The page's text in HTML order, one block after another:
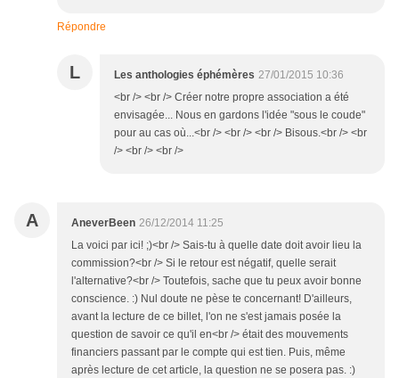
Répondre
L Les anthologies éphémères 27/01/2015 10:36
<br /> <br /> Créer notre propre association a été
envisagée... Nous en gardons l'idée "sous le coude"
pour au cas où...<br /> <br /> <br /> Bisous.<br /> <br
/> <br /> <br />
A AneverBeen 26/12/2014 11:25
La voici par ici! ;)<br /> Sais-tu à quelle date doit avoir lieu la
commission?<br /> Si le retour est négatif, quelle serait
l'alternative?<br /> Toutefois, sache que tu peux avoir bonne
conscience. :) Nul doute ne pèse te concernant! D'ailleurs,
avant la lecture de ce billet, l'on ne s'est jamais posée la
question de savoir ce qu'il en<br /> était des mouvements
financiers passant par le compte qui est tien. Puis, même
après lecture de cet article, la question ne se posera pas. :)